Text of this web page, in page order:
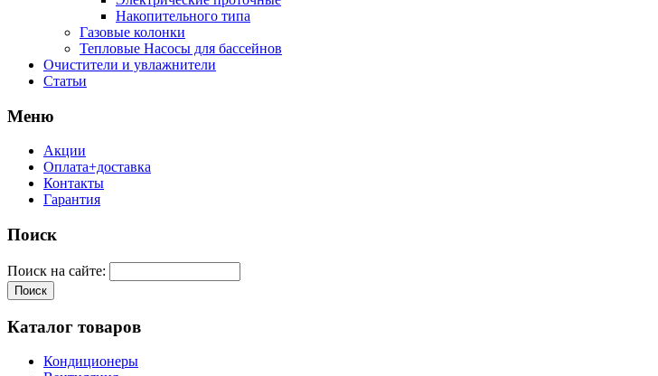
Накопительного типа
Газовые колонки
Тепловые Насосы для бассейнов
Очистители и увлажнители
Статьи
Меню
Акции
Оплата+доставка
Контакты
Гарантия
Поиск
Поиск на сайте:
Каталог товаров
Кондиционеры